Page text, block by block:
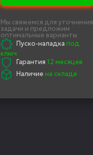
Мы свяжемся для уточнения
задачи и предложим
оптимальные варианты
Пуско-наладка под
ключ
Гарантия 12 месяцев
Наличие на складе